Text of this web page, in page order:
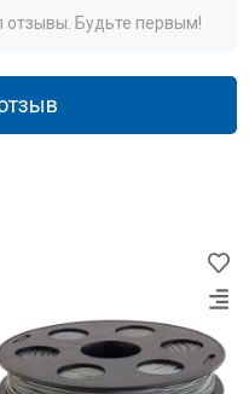
отзывы. Будьте первым!